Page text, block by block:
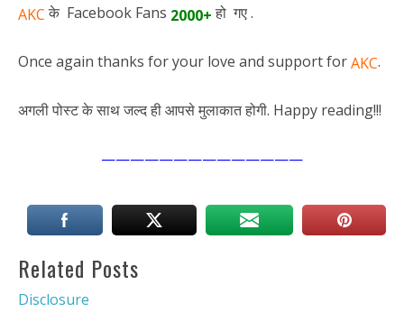
AKCके Facebook Fans 2000+हो गए .
Once again thanks for your love and support forAKC.
अगली पोस्ट के साथ जल्द ही आपसे मुलाकात होगी. Happy reading!!!
——————————————
Related Posts
Disclosure